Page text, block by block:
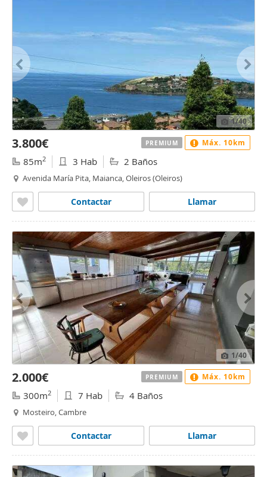
1/40
3.800€
85m2 3 Hab 2 Baños
Avenida María Pita, Maianca, Oleiros (Oleiros)
Llamar
Contactar
PREMIUM Máx. 10km
1/40
2.000€
300m2 7 Hab 4 Baños
Mosteiro, Cambre
Llamar
Contactar
PREMIUM Máx. 10km